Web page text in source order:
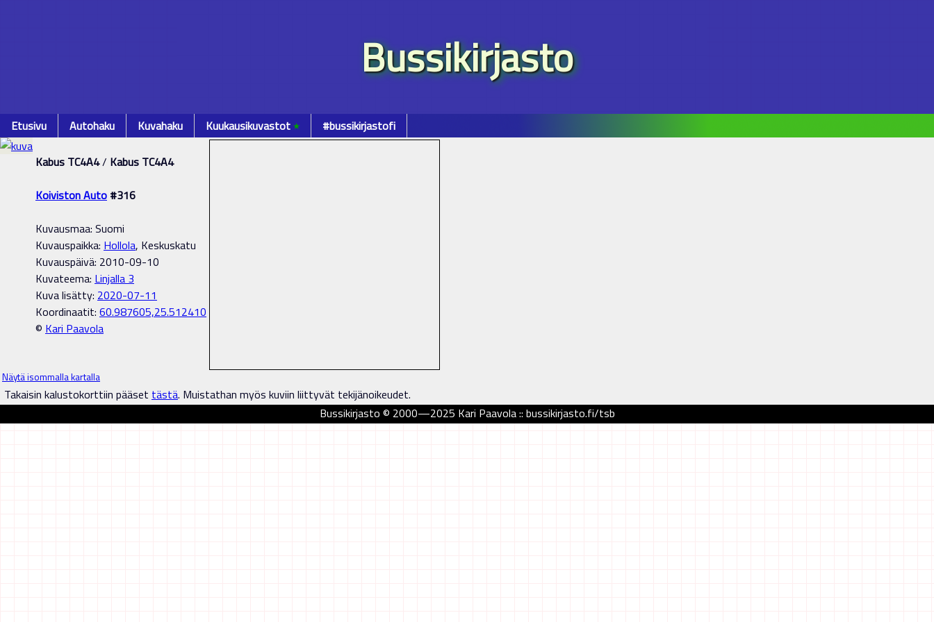
Bussikirjasto
Etusivu Autohaku Kuvahaku Kuukausikuvastot٭ #bussikirjastofi
Kabus TC4A4/ Kabus TC4A4
Koiviston Auto #316
Kuvausmaa: Suomi
Kuvauspaikka: Hollola, Keskuskatu
Kuvauspäivä: 2010-09-10
Kuvateema: Linjalla 3
Kuva lisätty: 2020-07-11
Koordinaatit: 60.987605,25.512410
© Kari Paavola
Näytä isommalla kartalla
Takaisin kalustokorttiin pääset tästä. Muistathan myös kuviin liittyvät tekijänoikeudet.
Bussikirjasto © 2000—2025 Kari Paavola :: bussikirjasto.fi/tsb